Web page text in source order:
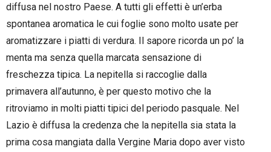
diffusa nel nostro Paese. A tutti gli effetti è un’erba
spontanea aromatica le cui foglie sono molto usate per
aromatizzare i piatti di verdura. Il sapore ricorda un po’ la
menta ma senza quella marcata sensazione di
freschezza tipica. La nepitella si raccoglie dalla
primavera all’autunno, è per questo motivo che la
ritroviamo in molti piatti tipici del periodo pasquale. Nel
Lazio è diffusa la credenza che la nepitella sia stata la
prima cosa mangiata dalla Vergine Maria dopo aver visto